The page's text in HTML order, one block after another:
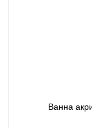
Ванна